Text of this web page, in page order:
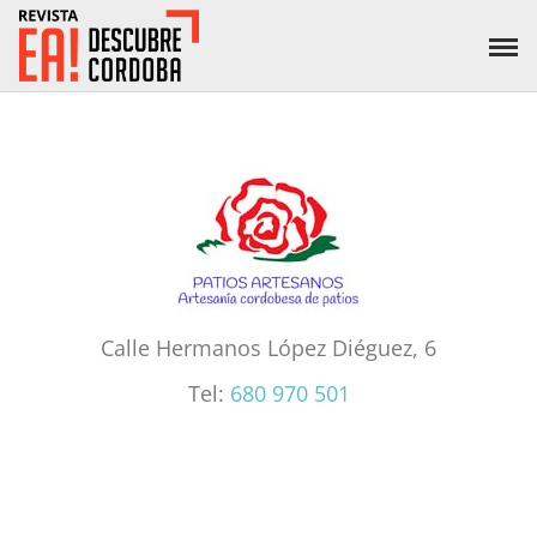
Calle Hermanos López Diéguez, 6
Tel: 680 970 501